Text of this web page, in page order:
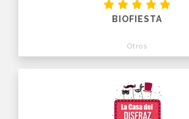
BIOFIESTA
Otros